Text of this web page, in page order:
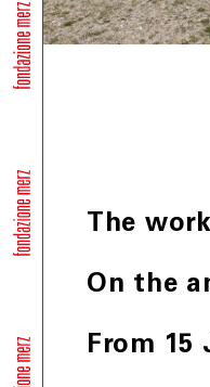
The
On the
From 15